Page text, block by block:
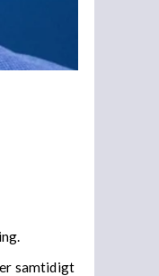
samtidigt